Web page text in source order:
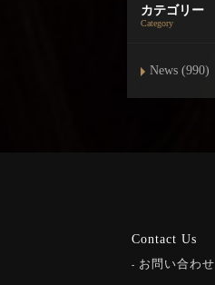
カテゴリー
Category
News (990)
Contact Us
お問い合わせ